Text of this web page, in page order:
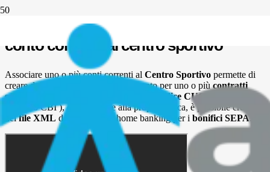
Videotutorial: Come associare un
conto corrente al centro sportivo
Associare uno o più conti correnti al Centro Sportivo permette di
creare dei raggruppamenti di pagamento per uno o piùcontratti
sportivi
codice CUC
Univoco CBI ), da richiedere alla propria banca, è possibile creare
deifile XML da utilizzare in home banking per i bonifici SEPA